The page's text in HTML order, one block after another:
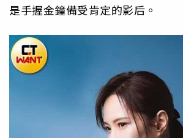
是手握金鐘備受肯定的影后。